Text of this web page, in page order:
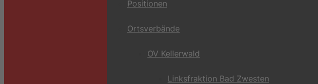
Positionen
Ortsverbände
OV Kellerwald
Linksfraktion Bad Zwesten